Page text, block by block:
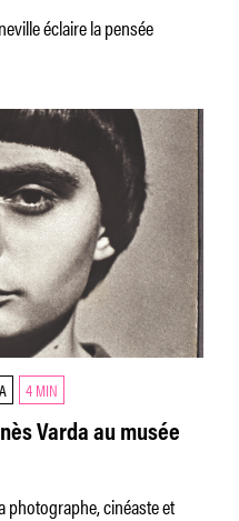
éclaire la pensée
4 MIN
Varda au musée
photographe, cinéaste et